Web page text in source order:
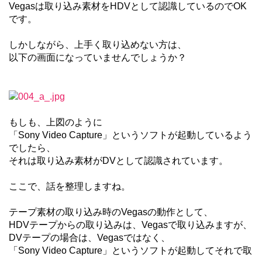
Vegasは取り込み素材をHDVとして認識しているのでOK
です。
しかしながら、上手く取り込めない方は、
以下の画面になっていませんでしょうか？
もしも、上図のように
「Sony Video Capture」というソフトが起動しているよう
でしたら、
それは取り込み素材がDVとして認識されています。
ここで、話を整理しますね。
テープ素材の取り込み時のVegasの動作として、
HDVテープからの取り込みは、Vegasで取り込みますが、
DVテープの場合は、Vegasではなく、
「Sony Video Capture」というソフトが起動してそれで取